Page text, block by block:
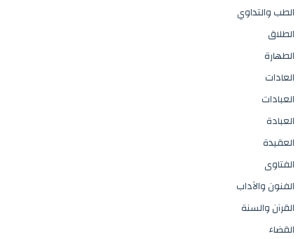
الطب والتداوي
الطلاق
الطهارة
العادات
العبادات
العبادة
العقيدة
الفتاوى
الفنون والآداب
القرآن والسنة
القضاء